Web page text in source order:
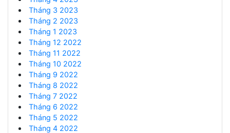
Tháng 3 2023
Tháng 2 2023
Tháng 1 2023
Tháng 12 2022
Tháng 11 2022
Tháng 10 2022
Tháng 9 2022
Tháng 8 2022
Tháng 7 2022
Tháng 6 2022
Tháng 5 2022
Tháng 4 2022